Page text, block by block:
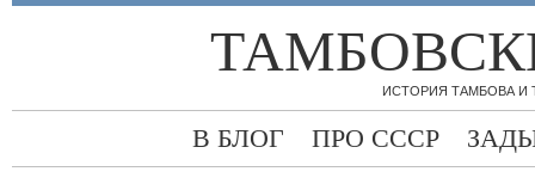
ИСТОРИЯ ТАМБОВА
В БЛОГ ПРО СССР